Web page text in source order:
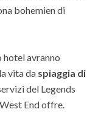
bohemien di
hotel avranno
vita da spiaggia di
del Legends
End offre.